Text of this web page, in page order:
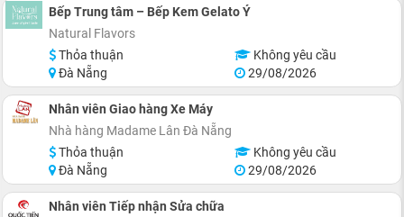
Bếp Trung tâm – Bếp Kem Gelato Ý
Natural Flavors
Thỏa thuận
Không yêu cầu
Đà Nẵng
29/08/2026
Nhân viên Giao hàng Xe Máy
Nhà hàng Madame Lân Đà Nẵng
Thỏa thuận
Không yêu cầu
Đà Nẵng
29/08/2026
Nhân viên Tiếp nhận Sửa chữa